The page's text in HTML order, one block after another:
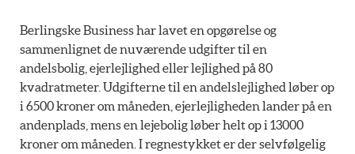
Berlingske Business har lavet en opgørelse og
sammenlignet de nuværende udgifter til en
andelsbolig, ejerlejlighed eller lejlighed på 80
kvadratmeter. Udgifterne til en andelslejlighed løber op
i 6500 kroner om måneden, ejerlejligheden lander på en
andenplads, mens en lejebolig løber helt op i 13000
kroner om måneden. I regnestykket er der selvfølgelig